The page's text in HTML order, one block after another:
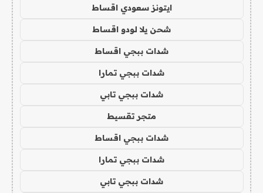
ايتونز سعودي اقساط
شحن يلا لودو اقساط
شدات ببجي اقساط
شدات ببجي تمارا
شدات ببجي تابي
متجر تقسيط
شدات ببجي اقساط
شدات ببجي تمارا
شدات ببجي تابي